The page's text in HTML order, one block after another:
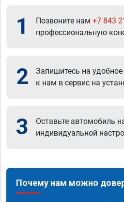
1 Позвоните нам +7 843
профессиональную
2
Запишитесь на
к нам в сервис на
3
Оставьте автомобиль
индивидуальной
Почему нам можно